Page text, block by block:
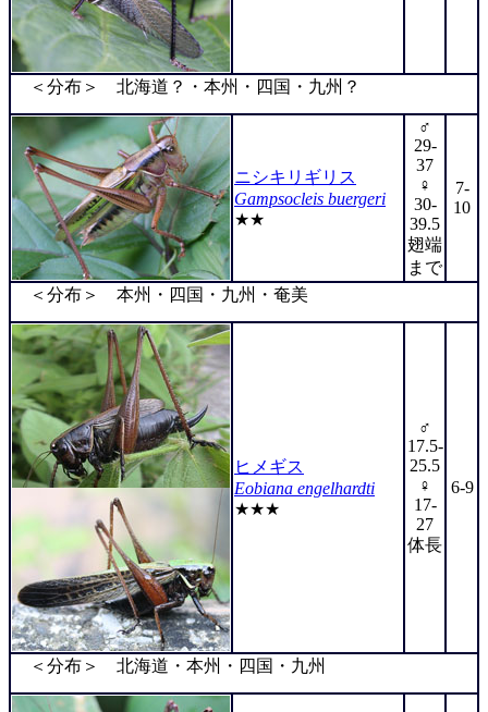
＜分布＞ 北海道？・本州・四国・九州？
ニシキリギリス
Gampsocleis buergeri
★★
♂
29-
37
♀
30-
39.5
翅端
まで
7-
10
＜分布＞ 本州・四国・九州・奄美
ヒメギス
Eobiana engelhardti
★★★
♂
17.5-
25.5
♀
17-
27
体長
6-9
＜分布＞ 北海道・本州・四国・九州